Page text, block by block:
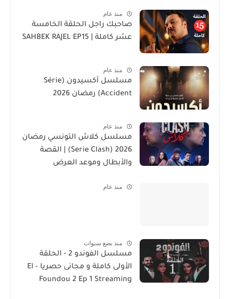
منذ عام
صاحبك راجل الحلقة الخامسة
عشر كاملة | SAHBEK RAJEL EP15
منذ عام
مسلسل أكسيدون (Série
Accident) رمضان 2026
منذ عام
مسلسل كلاش التونسي رمضان
2026 (Serie Clash) | القصة
والأبطال وموعد العرض
منذ عام
منذ بضع سنوات
مسلسل الفوندو 2 - الحلقة
الأولى كاملة و مجانى حصريا - El
Foundou 2 Ep 1 Streaming